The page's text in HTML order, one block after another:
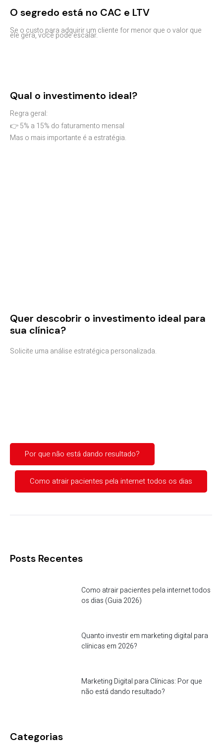
O segredo está no CAC e LTV
Se o custo para adquirir um cliente for menor que o valor que
ele gera, você pode escalar.
Qual o investimento ideal?
Regra geral:
👉 5% a 15% do faturamento mensal
Mas o mais importante é a estratégia.
Quer descobrir o investimento ideal para
sua clínica?
Solicite uma análise estratégica personalizada.
Por que não está dando resultado?
Como atrair pacientes pela internet todos os dias
Posts Recentes
Como atrair pacientes pela internet todos
os dias (Guia 2026)
Quanto investir em marketing digital para
clínicas em 2026?
Marketing Digital para Clínicas: Por que
não está dando resultado?
Categorias